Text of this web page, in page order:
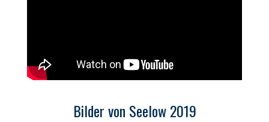
Bilder von Seelow 2019